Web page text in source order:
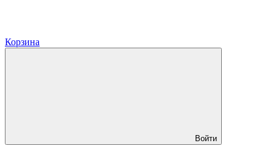
Корзина
Войти